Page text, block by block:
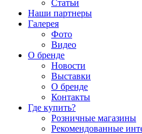
Статьи
Наши партнеры
Галерея
Фото
Видео
О бренде
Новости
Выставки
О бренде
Контакты
Где купить?
Розничные магазины
Рекомендованные